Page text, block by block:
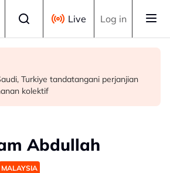
Live Log in
mahkamah arah henti
majlis baharu White House bernilai
perlu fahami, sampaikan dasar
- Abang Johari
Turkiye tandatangani perjanjian
kolektif
Abdullah
MALAYSIA